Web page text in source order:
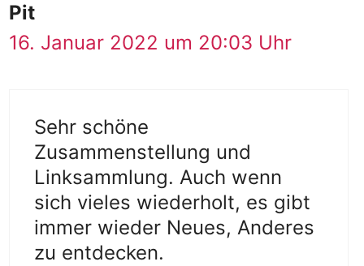
Pit
16. Januar 2022 um 20:03 Uhr
Sehr schöne
Zusammenstellung und
Linksammlung. Auch wenn
sich vieles wiederholt, es gibt
immer wieder Neues, Anderes
zu entdecken.